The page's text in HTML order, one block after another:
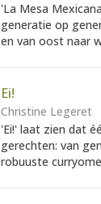
'La Mesa
generatie op
en van oost naar
Ei!
Christine Legeret
'Ei!' laat zien dat
gerechten: van
robuuste